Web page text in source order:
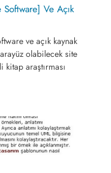
Software] Ve Açık
ve açık kaynak
olabilecek site
araştırması